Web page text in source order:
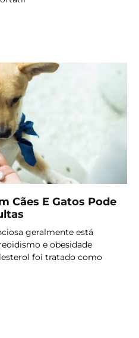
Cães E Gatos Pode
geralmente está
e obesidade
foi tratado como